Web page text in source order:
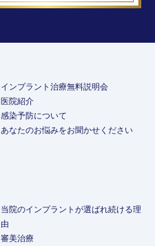
インプラント治療無料説明会
医院紹介
感染予防について
あなたのお悩みをお聞かせください
当院のインプラントが選ばれ続ける理
由
審美治療